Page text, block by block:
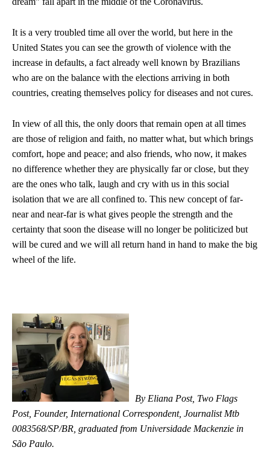
It is a very troubled time all over the world, but here in the
United States you can see the growth of violence with the
increase in defaults, a fact already well known by Brazilians
who are on the balance with the elections arriving in both
countries, creating themselves policy for diseases and not cures.
In view of all this, the only doors that remain open at all times
are those of religion and faith, no matter what, but which brings
comfort, hope and peace; and also friends, who now, it makes
no difference whether they are physically far or close, but they
are the ones who talk, laugh and cry with us in this social
isolation that we are all confined to. This new concept of far-
near and near-far is what gives people the strength and the
certainty that soon the disease will no longer be politicized but
will be cured and we will all return hand in hand to make the big
wheel of the life.
By Eliana Post, Two Flags
Post, Founder, International Correspondent, Journalist Mtb
0083568/SP/BR, graduated from Universidade Mackenzie in
São Paulo.